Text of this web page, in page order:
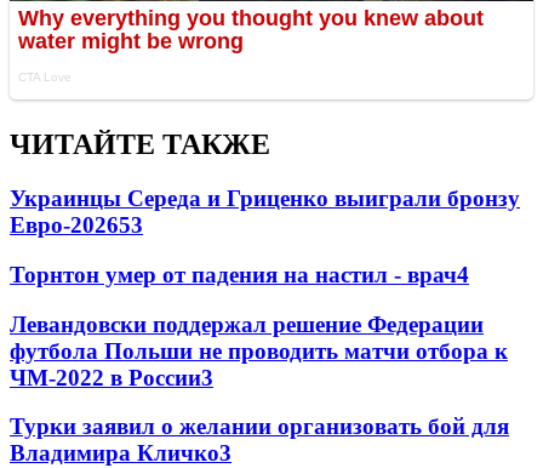
ЧИТАЙТЕ ТАКЖЕ
Украинцы Середа и Гриценко выиграли бронзу
Евро-202653
Торнтон умер от падения на настил - врач4
Левандовски поддержал решение Федерации
футбола Польши не проводить матчи отбора к
ЧМ-2022 в России3
Турки заявил о желании организовать бой для
Владимира Кличко3